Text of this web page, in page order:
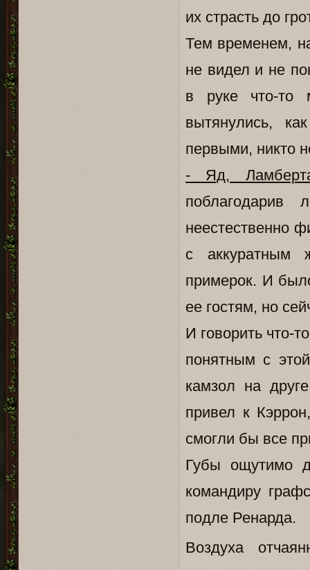
их страсть до
Тем временем,
не видел и не
в руке что-то
вытянулись,
первыми, никто
- Яд,
неестественно
с аккуратным
примерок. И
ее гостям, но
И говорить что-
понятным с
камзол на
привел к
смогли бы все
Губы ощутимо
командиру
подле Ренарда.
Воздуха